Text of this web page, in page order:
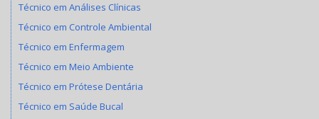
Técnico em Análises Clínicas
Técnico em Controle Ambiental
Técnico em Enfermagem
Técnico em Meio Ambiente
Técnico em Prótese Dentária
Técnico em Saúde Bucal